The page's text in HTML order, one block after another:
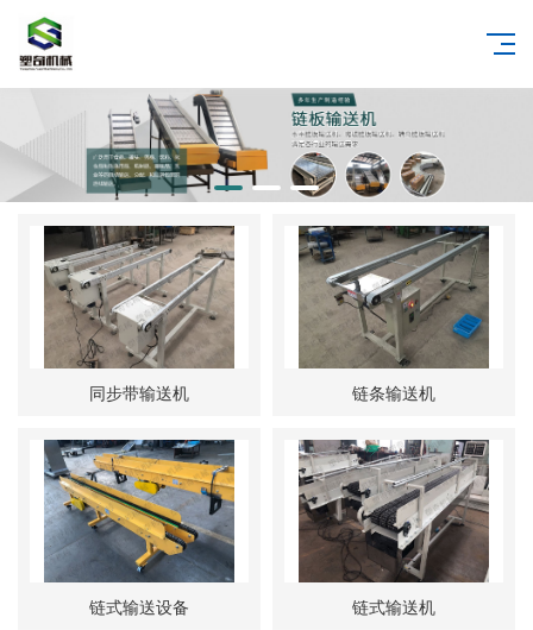
同步带输送机 链条输送机
链式输送设备 链式输送机